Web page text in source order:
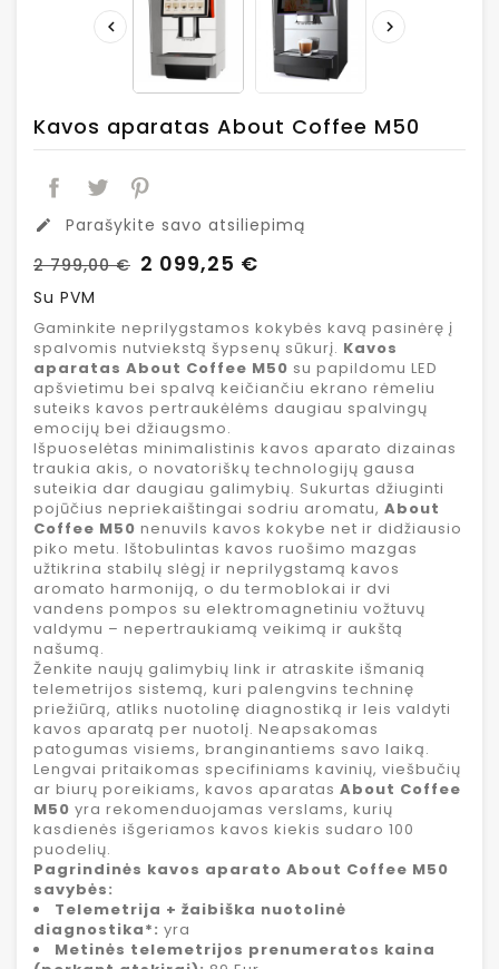
 
Kavos aparatas About Coffee M50
edit
Parašykite savo atsiliepimą
2 799,00 € 2 099,25 €
Su PVM
Gaminkite neprilygstamos kokybės kavą pasinėrę į
spalvomis nutviekstą šypsenų sūkurį. Kavos
aparatas About Coffee M50 su papildomu LED
apšvietimu bei spalvą keičiančiu ekrano rėmeliu
suteiks kavos pertraukėlėms daugiau spalvingų
emocijų bei džiaugsmo.
Išpuoselėtas minimalistinis kavos aparato dizainas
traukia akis, o novatoriškų technologijų gausa
suteikia dar daugiau galimybių. Sukurtas džiuginti
pojūčius nepriekaištingai sodriu aromatu, About
Coffee M50 nenuvils kavos kokybe net ir didžiausio
piko metu. Ištobulintas kavos ruošimo mazgas
užtikrina stabilų slėgį ir neprilygstamą kavos
aromato harmoniją, o du termoblokai ir dvi
vandens pompos su elektromagnetiniu vožtuvų
valdymu – nepertraukiamą veikimą ir aukštą
našumą.
Ženkite naujų galimybių link ir atraskite išmanią
telemetrijos sistemą, kuri palengvins techninę
priežiūrą, atliks nuotolinę diagnostiką ir leis valdyti
kavos aparatą per nuotolį. Neapsakomas
patogumas visiems, branginantiems savo laiką.
Lengvai pritaikomas specifiniams kavinių, viešbučių
ar biurų poreikiams, kavos aparatas About Coffee
M50 yra rekomenduojamas verslams, kurių
kasdienės išgeriamos kavos kiekis sudaro 100
puodelių.
Pagrindinės kavos aparato About Coffee M50
savybės:
Telemetrija + žaibiška nuotolinė
diagnostika*: yra
Metinės telemetrijos prenumeratos kaina